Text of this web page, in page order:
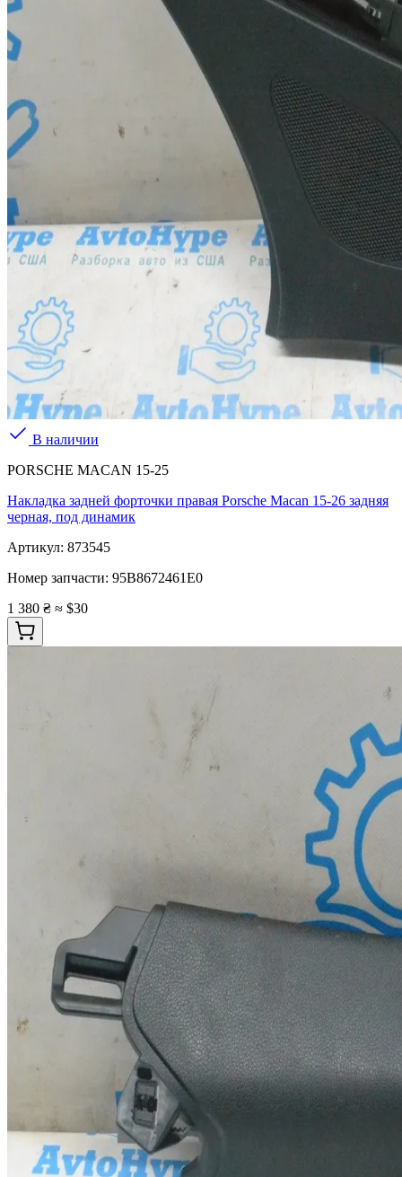
В наличии
PORSCHE MACAN 15-25
Накладка задней форточки правая Porsche Macan 15-26 задняя
черная, под динамик
Артикул: 873545
Номер запчасти: 95B8672461E0
1 380 ₴ ≈ $30